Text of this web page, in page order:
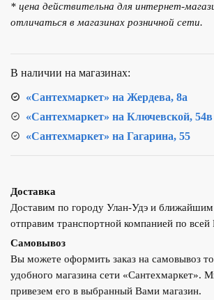
32х20х20
PPR
* цена действительна для интернет-
отличаться в магазинах розничной сети.
В наличии на магазинах:
«Сантехмаркет» на Жердева, 8а
«Сантехмаркет» на Ключевской, 54в
«Сантехмаркет» на Гагарина, 55
Доставка
Доставим по городу Улан-Удэ и
отправим транспортной компанией по всей
Самовывоз
Вы можете оформить заказ на самовывоз
удобного магазина сети «Сантехмаркет».
привезем его в выбранный Вами магазин.